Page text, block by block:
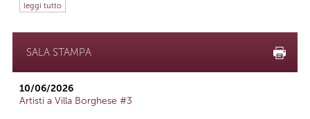
leggi tutto
SALA STAMPA
10/06/2026
Artisti a Villa Borghese #3